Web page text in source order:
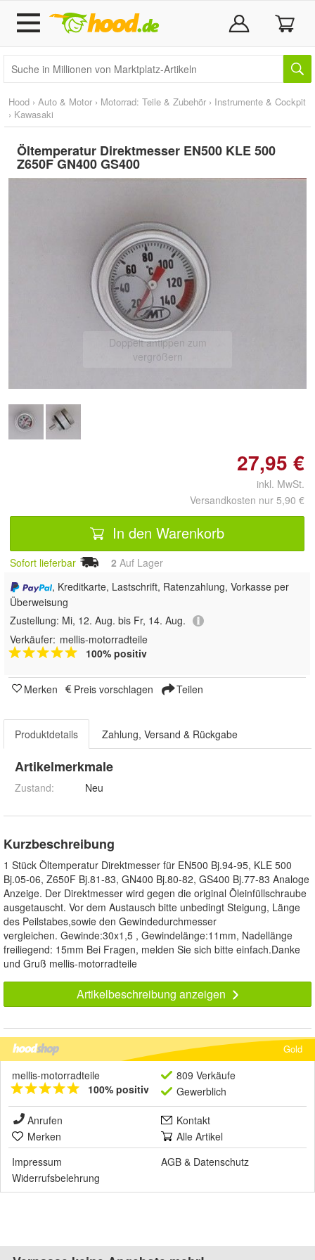
Hood › Auto & Motor › Motorrad: Teile & Zubehör › Instrumente & Cockpit
› Kawasaki
Öltemperatur Direktmesser EN500 KLE 500
Z650F GN400 GS400
Doppelt antippen zum
vergrößern
27,95 €
inkl. MwSt.
Versandkosten nur 5,90 €
In den Warenkorb
Sofort lieferbar 2 Auf Lager
, Kreditkarte, Lastschrift, Ratenzahlung, Vorkasse per
Überweisung
Zustellung: Mi, 12. Aug. bis Fr, 14. Aug.
Verkäufer: mellis-motorradteile
100% positiv
Merken Preis vorschlagen Teilen
Produktdetails Zahlung, Versand & Rückgabe
Artikelmerkmale
Zustand: Neu
Kurzbeschreibung
1 Stück Öltemperatur Direktmesser für EN500 Bj.94-95, KLE 500
Bj.05-06, Z650F Bj.81-83, GN400 Bj.80-82, GS400 Bj.77-83 Analoge
Anzeige. Der Direktmesser wird gegen die original Öleinfüllschraube
ausgetauscht. Vor dem Austausch bitte unbedingt Steigung, Länge
des Peilstabes,sowie den Gewindedurchmesser
vergleichen. Gewinde:30x1,5 , Gewindelänge:11mm, Nadellänge
freiliegend: 15mm Bei Fragen, melden Sie sich bitte einfach.Danke
und Gruß mellis-motorradteile
Artikelbeschreibung anzeigen
Gold
mellis-motorradteile
100% positiv
809 Verkäufe
Gewerblich
Anrufen
Kontakt
Merken
Alle Artikel
Impressum
AGB & Datenschutz
Widerrufsbelehrung